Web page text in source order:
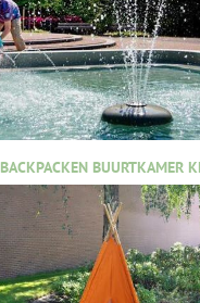
BACKPACKEN BUURTKAMER